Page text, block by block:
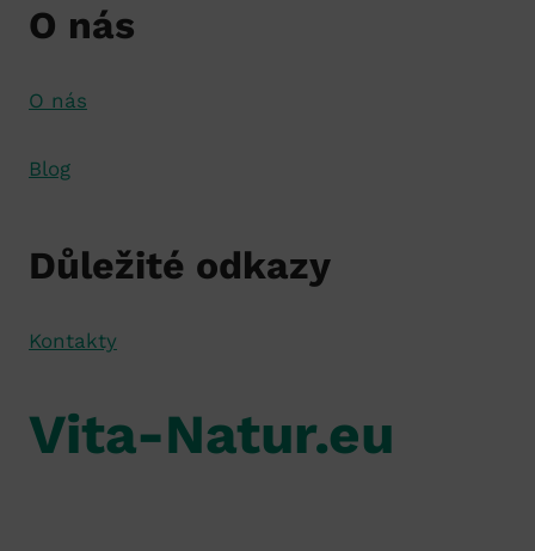
O nás
O nás
Blog
Důležité odkazy
Kontakty
Vita-Natur.eu